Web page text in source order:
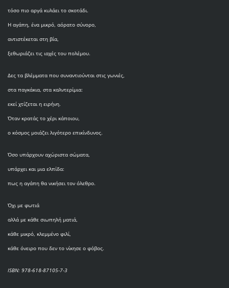
τόσο πιο αργά κυλάει το σκοτάδι.
Η αγάπη, ένα μικρό, αόρατο σύνορο,
αντιστέκεται στη βία,
ξεθωριάζει τις ιαχές του πολέμου.
Δες τα βλέμματα που συναντιούνται στις γωνιές,
στα παγκάκια, στα καλντερίμια:
εκεί χτίζεται η ειρήνη.
Όταν κρατάς το χέρι κάποιου,
ο κόσμος μοιάζει λιγότερο επικίνδυνος.
Όσο υπάρχουν αχώριστα σώματα,
υπάρχει και μια ελπίδα:
πως η αγάπη θα νικήσει τον όλεθρο.
Όχι με φωτιά
αλλά με κάθε σιωπηλή ματιά,
κάθε μικρό, κλεμμένο φιλί,
κάθε όνειρο που δεν το νίκησε ο φόβος.
ISBN: 978-618-87105-7-3